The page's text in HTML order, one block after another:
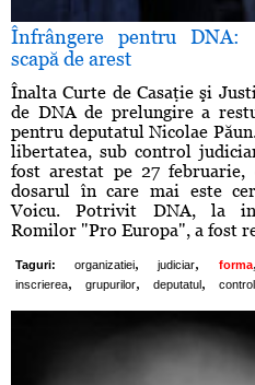
Înfrângere pentru DNA:
scapă de arest
Înalta Curte de Casaţie şi
de DNA de prelungire a
pentru deputatul Nicolae
libertatea, sub control
fost arestat pe 27
dosarul în care mai este
Voicu. Potrivit DNA, la
Romilor "Pro Europa", a fost
Taguri: organizatiei, judiciar, forma,
inscrierea, grupurilor, deputatul , control